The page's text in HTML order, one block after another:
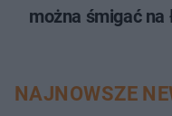
można śmigać na
NAJNOWSZE